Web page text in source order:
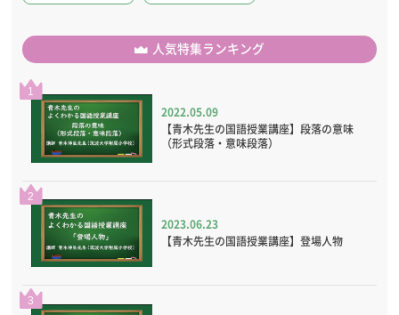
人気特集ランキング
1
2022.05.09
【青木先生の国語授業講座】段落の意味
（形式段落・意味段落）
2
2023.06.23
【青木先生の国語授業講座】登場人物
3